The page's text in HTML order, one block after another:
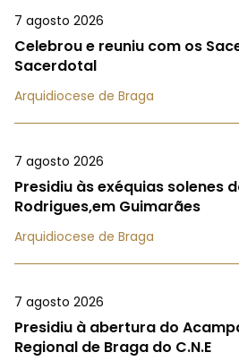
7 agosto 2026
Celebrou e reuniu com os
Sacerdotal
Arquidiocese de Braga
7 agosto 2026
Presidiu às exéquias solenes
Rodrigues,em Guimarães
Arquidiocese de Braga
7 agosto 2026
Presidiu à abertura do
Regional de Braga do C.N.E